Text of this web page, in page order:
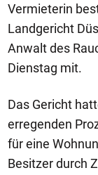
Vermieterin
Landgericht
Anwalt des
Dienstag mit.
Das Gericht
erregenden
für eine
Besitzer durch